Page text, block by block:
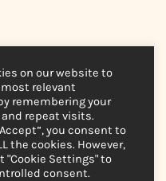
achos
bostio
â Ni
on our website to
relevant
remembering your
repeat visits.
you consent to
the cookies. However,
"Cookie Settings" to
consent.